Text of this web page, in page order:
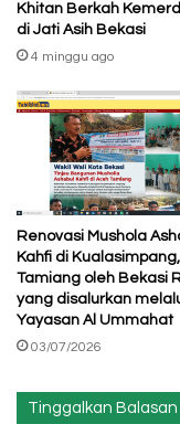
Khitan Berkah
di Jati Asih Bekasi
4 minggu ago
Renovasi Mushola
Kahfi di
Tamiang oleh Bekasi
yang disalurkan
Yayasan Al Ummahat
03/07/2026
Tinggalkan Balasan